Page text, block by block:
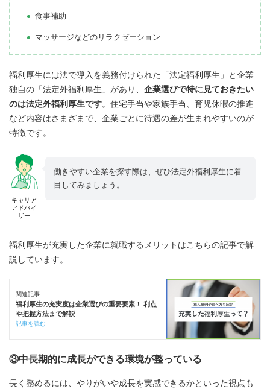
食事補助
マッサージなどのリラクゼーション
福利厚生には法で導入を義務付けられた「法定福利厚生」と企業
独自の「法定外福利厚生」があり、 企業選びで特に見ておきたい
のは法定外福利厚生です。住宅手当や家族手当、育児休暇の推進
など内容はさまざまで、企業ごとに待遇の差が生まれやすいのが
特徴です。
キャリア
アドバイ
ザー
働きやすい企業を探す際は、ぜひ法定外福利厚生に着
目してみましょう。
福利厚生が充実した企業に就職するメリットはこちらの記事で解
説しています。
関連記事
福利厚生の充実度は企業選びの重要要素！ 利点
や把握方法まで解説
記事を読む
③中長期的に成長ができる環境が整っている
長く務めるには、やりがいや成長を実感できるかといった視点も